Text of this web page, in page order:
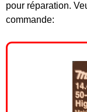
pour réparation.
commande: